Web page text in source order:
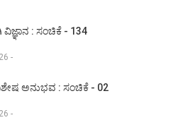
ವಿಜ್ಞಾನ : ಸಂಚಿಕೆ - 134
-
ಅನುಭವ : ಸಂಚಿಕೆ - 02
-